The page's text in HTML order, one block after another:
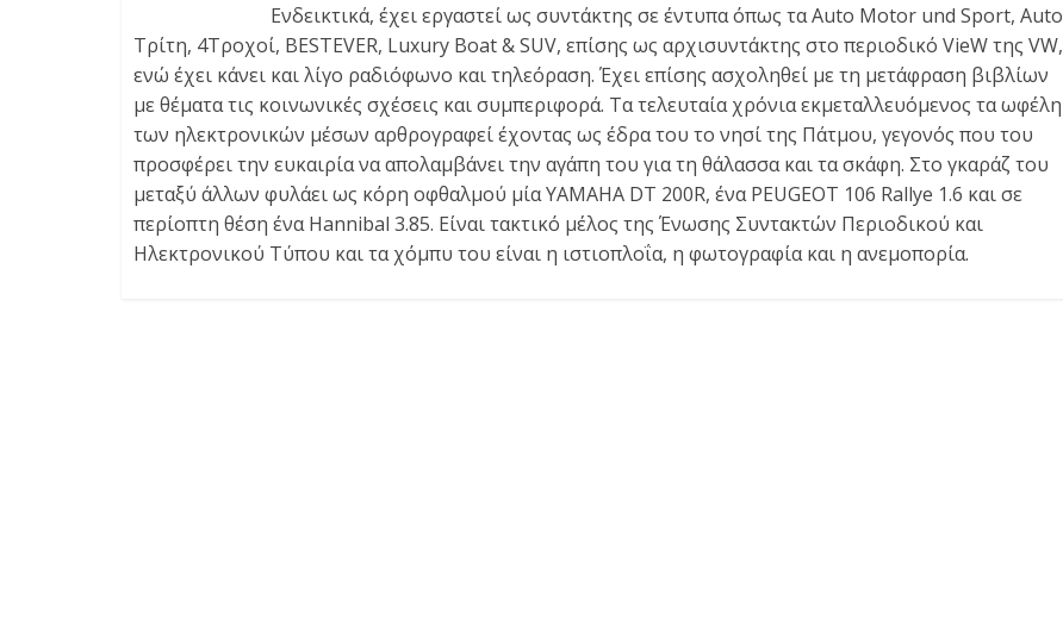
Ενδεικτικά, έχει εργαστεί ως συντάκτης σε έντυπα όπως τα Auto Motor und Sport, Auto
Τρίτη, 4Τροχοί, BESTEVER, Luxury Boat & SUV, επίσης ως αρχισυντάκτης στο περιοδικό VieW της VW,
ενώ έχει κάνει και λίγο ραδιόφωνο και τηλεόραση. Έχει επίσης ασχοληθεί με τη μετάφραση βιβλίων
με θέματα τις κοινωνικές σχέσεις και συμπεριφορά. Τα τελευταία χρόνια εκμεταλλευόμενος τα ωφέλη
των ηλεκτρονικών μέσων αρθρογραφεί έχοντας ως έδρα του το νησί της Πάτμου, γεγονός που του
προσφέρει την ευκαιρία να απολαμβάνει την αγάπη του για τη θάλασσα και τα σκάφη. Στο γκαράζ του
μεταξύ άλλων φυλάει ως κόρη οφθαλμού μία YAMAHA DT 200R, ένα PEUGEOT 106 Rallye 1.6 και σε
περίοπτη θέση ένα Hannibal 3.85. Είναι τακτικό μέλος της Ένωσης Συντακτών Περιοδικού και
Ηλεκτρονικού Τύπου και τα χόμπυ του είναι η ιστιοπλοΐα, η φωτογραφία και η ανεμοπορία.